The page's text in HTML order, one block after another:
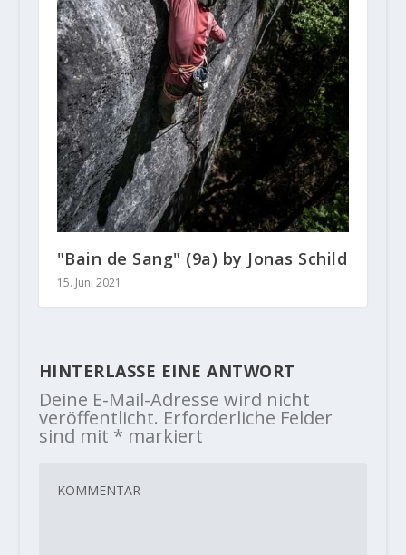
"Bain de Sang" (9a) by Jonas Schild
15. Juni 2021
HINTERLASSE EINE ANTWORT
Deine E-Mail-Adresse wird nicht
veröffentlicht. Erforderliche Felder
sind mit * markiert